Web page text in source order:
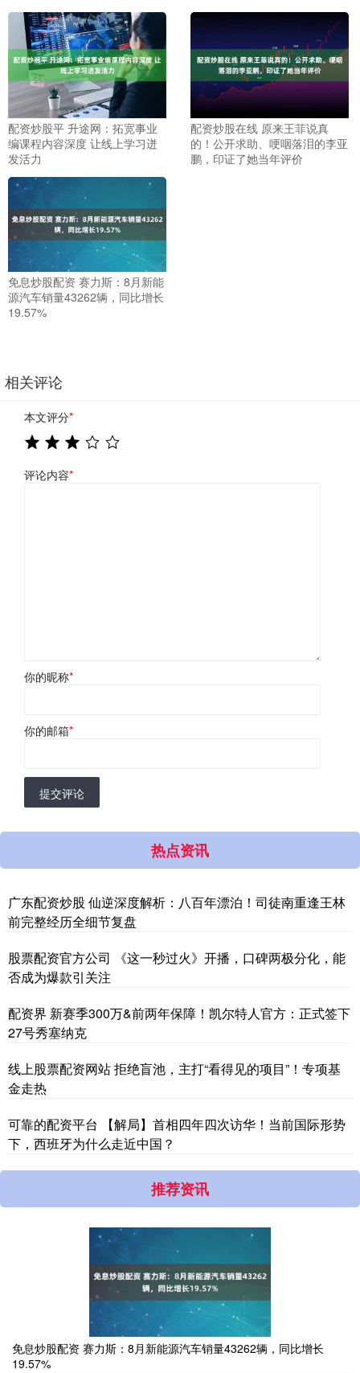
配资炒股平 升途网：拓宽事业
编课程内容深度 让线上学习迸
发活力
配资炒股在线 原来王菲说真
的！公开求助、哽咽落泪的李亚
鹏，印证了她当年评价
免息炒股配资 赛力斯：8月新能
源汽车销量43262辆，同比增长
19.57%
相关评论
本文评分*
评论内容*
你的昵称*
你的邮箱*
提交评论
热点资讯
广东配资炒股 仙逆深度解析：八百年漂泊！司徒南重逢王林
前完整经历全细节复盘
股票配资官方公司 《这一秒过火》开播，口碑两极分化，能
否成为爆款引关注
配资界 新赛季300万&前两年保障！凯尔特人官方：正式签下
27号秀塞纳克
线上股票配资网站 拒绝盲池，主打“看得见的项目”！专项基
金走热
可靠的配资平台 【解局】首相四年四次访华！当前国际形势
下，西班牙为什么走近中国？
推荐资讯
免息炒股配资 赛力斯：8月新能源汽车销量43262辆，同比增长
19.57%